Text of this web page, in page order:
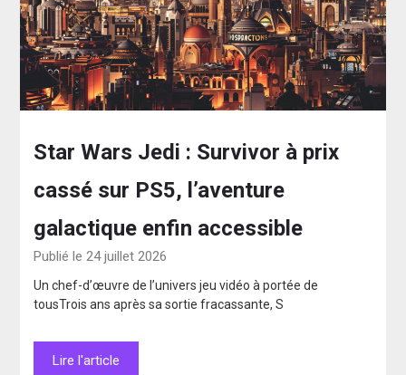
Star Wars Jedi : Survivor à prix
cassé sur PS5, l’aventure
galactique enfin accessible
Publié le 24 juillet 2026
Un chef-d’œuvre de l’univers jeu vidéo à portée de
tousTrois ans après sa sortie fracassante, S
Lire l'article